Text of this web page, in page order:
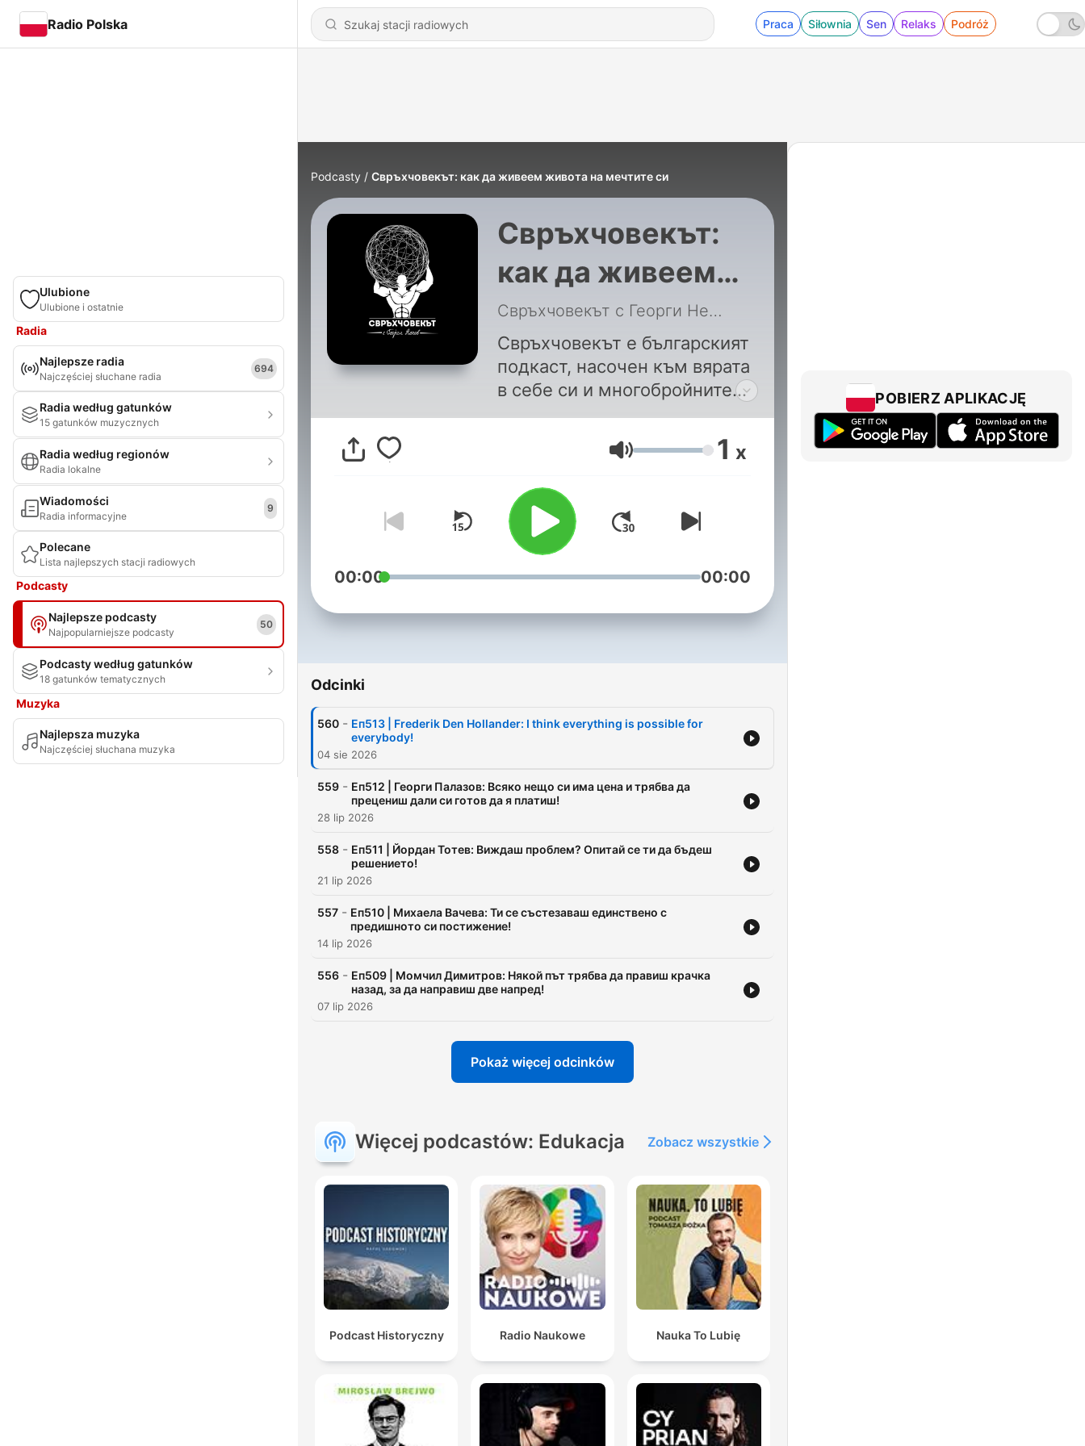
Radio Polska Praca Siłownia Sen Relaks Podróż
Ulubione
Ulubione i ostatnie
Radia
Najlepsze radia
Najczęściej słuchane radia
694
Radia według gatunków
15 gatunków muzycznych
Radia według regionów
Radia lokalne
Wiadomości
Radia informacyjne
9
Polecane
Lista najlepszych stacji radiowych
Podcasty
Najlepsze podcasty
Najpopularniejsze podcasty
50
Podcasty według gatunków
18 gatunków tematycznych
Muzyka
Najlepsza muzyka
Najczęściej słuchana muzyka
Podcasty Свръхчовекът: как да живеем живота на мечтите си
Свръхчовекът:
как да живеем
живота на
мечтите си
Свръхчовекът с Георги Ненов
Свръхчовекът е българският
подкаст, насочен към вярата
в себе си и многобройните
възможности, които ни
заобикалят. Разказвайки
вдъхновяващи истории на
хора, които живеят живота на
мечтите си, Георги Ненов
цели да мотивира своите
слушатели да вървят по пътя
си с увереност в собствените
сътворят едно по-добро
вдъхновителите!
Głośność 1 x
00:00 00:00
Odcinki
560 - Еп513 | Frederik Den Hollander: I think everything is possible for
everybody!
04 sie 2026
559 - Еп512 | Георги Палазов: Всяко нещо си има цена и трябва да
прецениш дали си готов да я платиш!
28 lip 2026
558 - Еп511 | Йордан Тотев: Виждаш проблем? Опитай се ти да бъдеш
решението!
21 lip 2026
557 - Еп510 | Михаела Вачева: Ти се състезаваш единствено с
предишното си постижение!
14 lip 2026
556 - Еп509 | Момчил Димитров: Някой път трябва да правиш крачка
назад, за да направиш две напред!
07 lip 2026
Pokaż więcej odcinków
Więcej podcastów: Edukacja Zobacz wszystkie
Podcast Historyczny Radio Naukowe Nauka To Lubię
POBIERZ APLIKACJĘ